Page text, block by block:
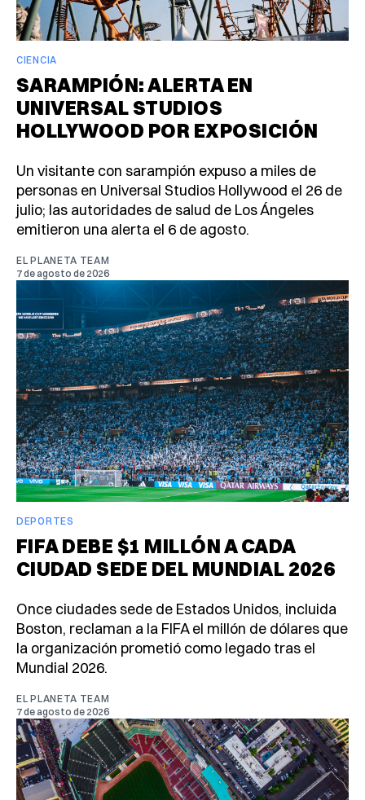
CIENCIA
SARAMPIÓN: ALERTA EN
UNIVERSAL STUDIOS
HOLLYWOOD POR EXPOSICIÓN
Un visitante con sarampión expuso a miles de
personas en Universal Studios Hollywood el 26 de
julio; las autoridades de salud de Los Ángeles
emitieron una alerta el 6 de agosto.
EL PLANETA TEAM
7 de agosto de 2026
DEPORTES
FIFA DEBE $1 MILLÓN A CADA
CIUDAD SEDE DEL MUNDIAL 2026
Once ciudades sede de Estados Unidos, incluida
Boston, reclaman a la FIFA el millón de dólares que
la organización prometió como legado tras el
Mundial 2026.
EL PLANETA TEAM
7 de agosto de 2026